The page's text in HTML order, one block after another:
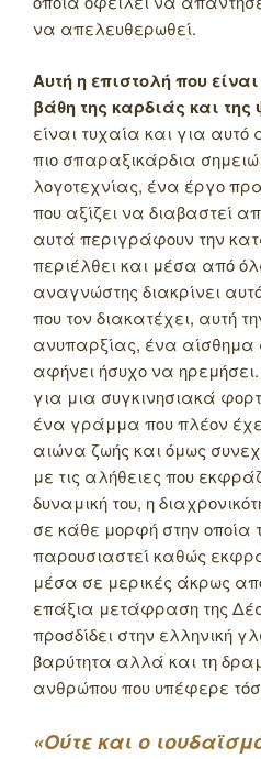
να απελευθερωθεί.
Αυτή η επιστολή που
βάθη της καρδιάς και
είναι τυχαία και για
πιο σπαραξικάρδια
λογοτεχνίας, ένα έργο
που αξίζει να διαβαστεί
αυτά περιγράφουν την
περιέλθει και μέσα από
αναγνώστης διακρίνει
που τον διακατέχει, αυτή
ανυπαρξίας, ένα αίσθημα
αφήνει ήσυχο να
για μια συγκινησιακά
ένα γράμμα που πλέον
αιώνα ζωής και όμως
με τις αλήθειες που
δυναμική του, η
σε κάθε μορφή στην οποία
παρουσιαστεί καθώς
μέσα σε μερικές άκρως
επάξια μετάφραση της
προσδίδει στην ελληνική
βαρύτητα αλλά και τη
ανθρώπου που υπέφερε
«Ούτε και ο